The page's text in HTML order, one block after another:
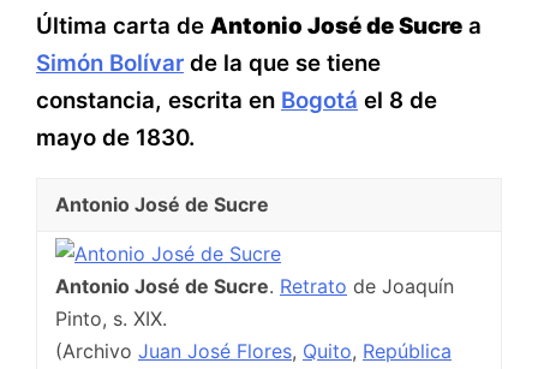
Última carta de Antonio José de Sucre a
Simón Bolívar de la que se tiene
constancia, escrita en Bogotá el 8 de
mayo de 1830.
Antonio José de Sucre
Antonio José de Sucre. Retrato de Joaquín
Pinto, s. XIX.
(Archivo Juan José Flores, Quito, República